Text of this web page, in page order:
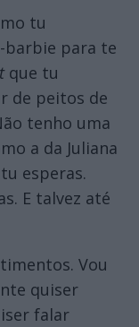
tu
barbie para te
que tu
de peitos de
tenho uma
a da Juliana
esperas.
E talvez até
Vou
quiser
falar